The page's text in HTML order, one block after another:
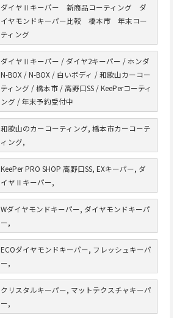
ダイヤⅡキーパー 新商品コーティング ダ
イヤモンドキーパー比較 橋本市 年末コー
ティング
ダイヤⅡキーパー / ダイヤ2キーパー / ホンダ
N-BOX / N-BOX / 白いボディ / 和歌山カーコー
ティング / 橋本市 / 高野口SS / KeePerコーティ
ング / 年末予約受付中
和歌山のカーコーティング, 橋本市カーコーテ
ィング,
KeePer PRO SHOP 高野口SS, EXキーパー, ダ
イヤⅡキーパー,
Wダイヤモンドキーパー, ダイヤモンドキーパ
ー,
ECOダイヤモンドキーパー, フレッシュキーパ
ー,
クリスタルキーパー, マットテクスチャキーパ
ー,